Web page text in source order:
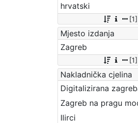
hrvatski
[1]
Mjesto izdanja
Zagreb
[1]
Nakladnička cjelina
Ilirci